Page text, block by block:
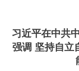
习近平在中共
强调 坚持自立